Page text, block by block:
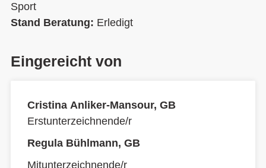
Sport
Stand Beratung: Erledigt
Eingereicht von
Cristina Anliker-Mansour, GB
Erstunterzeichnende/r
Regula Bühlmann, GB
Mitunterzeichnende/r